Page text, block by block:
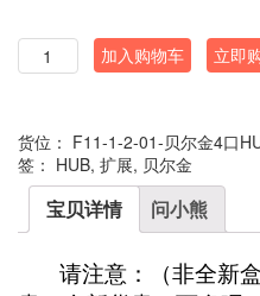
数
量
加入购物车 立即
货位： F11-1-2-01-贝尔金4口
签： HUB, 扩展, 贝尔金
宝贝详情 问小熊
请注意：（非全新盒